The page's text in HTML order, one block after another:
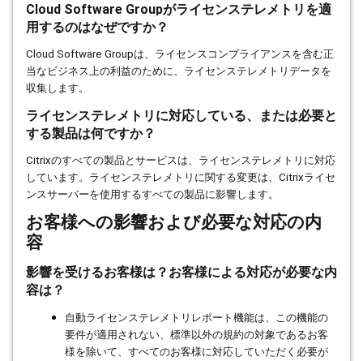
Cloud Software Groupがライセンステレメトリを適
用するのはなぜですか？
Cloud Software Groupは、ライセンスコンプライアンスを含む正
当なビジネス上の利益のために、ライセンステレメトリデータを
収集します。
ライセンステレメトリに対応している、または必要と
する製品は何ですか？
Citrixのすべての製品とサービスは、ライセンステレメトリに対応
しています。ライセンステレメトリに関する変更は、 Citrixライセ
ンスサーバーを使用するすべての製品に影響します。
お客様への影響および必要な対応の内
容
影響を受けるお客様は？お客様による対応が必要な内
容は？
自動ライセンステレメトリレポート機能は、この機能の
要件が適用されない、標準以外の規約の対象であるお客
様を除いて、すべてのお客様に対応していただく必要が